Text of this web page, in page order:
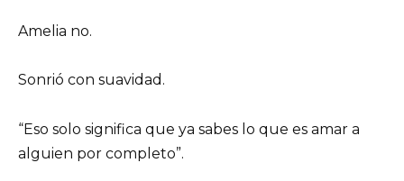
Amelia no.
Sonrió con suavidad.
“Eso solo significa que ya sabes lo que es amar a
alguien por completo”.